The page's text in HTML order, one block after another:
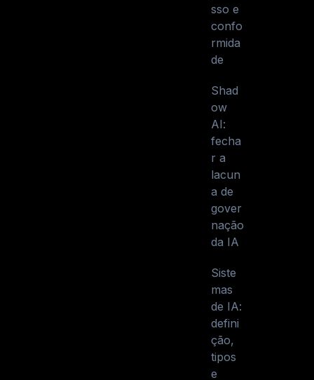
sso e
confo
rmida
de
Shad
ow
AI:
fecha
r a
lacun
a de
gover
nação
da IA
Siste
mas
de IA:
defini
ção,
tipos
e